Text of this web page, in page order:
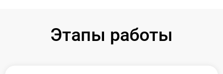
Этапы работы